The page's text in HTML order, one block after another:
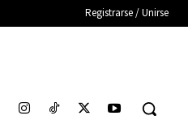
Registrarse / Unirse